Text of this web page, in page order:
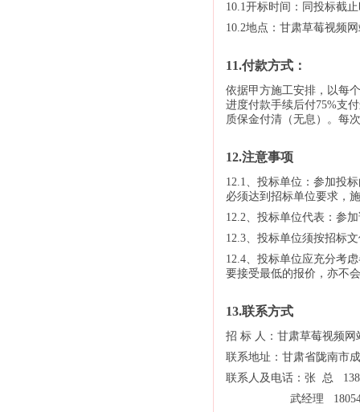
10.1开标时间：同投标截
10.2地点：甘肃草莓视频
11.付款方式：
依据甲方施工安排，以每
进度付款手续后付75%支
质保金付清（无息）。每
12.注意事项
12.1、投标单位：参加投
必须达到招标单位要求，
12.2、投标单位代表：参
12.3、投标单位须按招标
12.4、投标单位应充分考
要接受最低的报价，亦不
13.联系方式
招 标 人：甘肃草莓视频
联系地址：甘肃省陇南
联系人及电话：张 总
武经理